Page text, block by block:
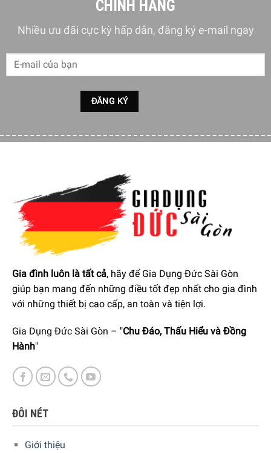
nướng, có thể sử dụng cả hai mặt
Với lông bàn chải Roesle 25168 làm sạch cho hiệu suất
chà mạnh mẽ giúp loại bỏ cả những vết bẩn cứng đầu.
Thích hợp cho tất cả các loại bếp nướng, dù là nướng than
hay gas, chất liệu bếp là thép không gỉ, crom hay tráng
bẩn trên bề mặt.
CHÍNH HÃNG
Nhiều ưu đãi cực kỳ hấp dẫn, đăng ký e-mail ngay
Gia đình luôn là tất cả, hãy để Gia Dụng Đức Sài Gòn
giúp bạn mang đến những điều tốt đẹp nhất cho gia đình
với những thiết bị cao cấp, an toàn và tiện lợi.
Gia Dụng Đức Sài Gòn – "Chu Đáo, Thấu Hiểu và Đồng
Hành"
ĐÔI NÉT
Giới thiệu